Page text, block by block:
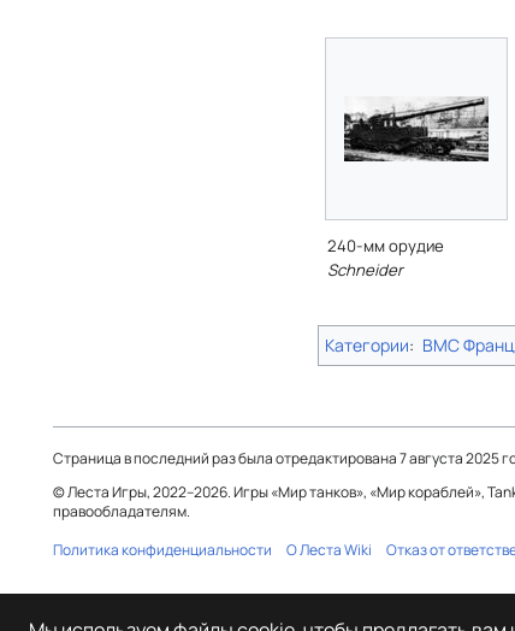
240-мм орудие
Schneider
Категории: ВМС
Страница в последний раз была отредактирована 7 августа 2025
© Леста Игры, 2022–2026. Игры «Мир танков», «Мир кораблей»,
правообладателям.
Политика конфиденциальности
О Леста Wiki Отказ от